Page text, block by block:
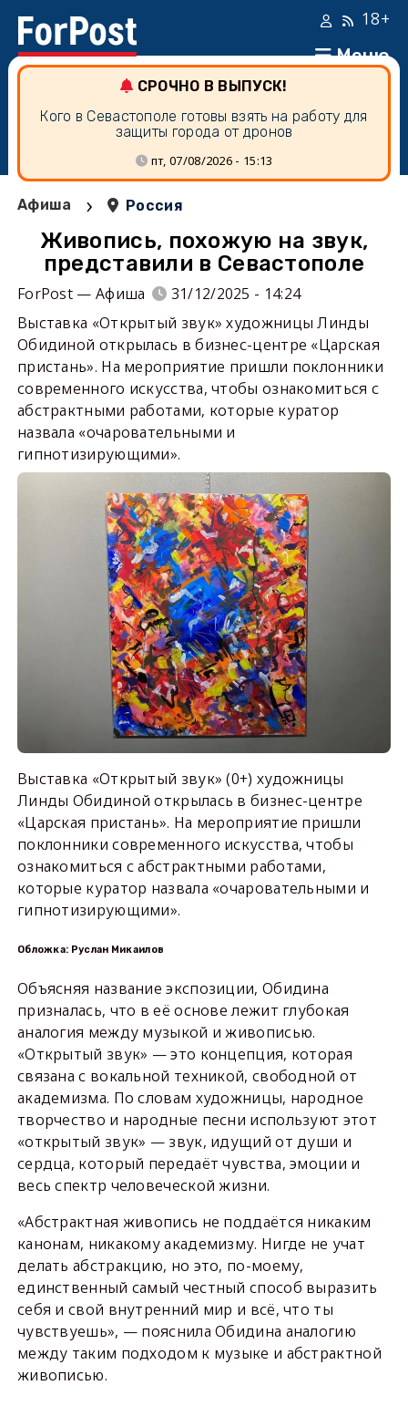
Меню
18+
СРОЧНО В ВЫПУСК!
Кого в Севастополе готовы взять на работу для
защиты города от дронов
пт, 07/08/2026 - 15:13
Афиша › Россия
Живопись, похожую на звук,
представили в Севастополе
ForPost — Афиша
31/12/2025 - 14:24
Выставка «Открытый звук» художницы Линды
Обидиной открылась в бизнес-центре «Царская
пристань». На мероприятие пришли поклонники
современного искусства, чтобы ознакомиться с
абстрактными работами, которые куратор
назвала «очаровательными и
гипнотизирующими».
Выставка «Открытый звук» (0+) художницы
Линды Обидиной открылась в бизнес-центре
«Царская пристань». На мероприятие пришли
поклонники современного искусства, чтобы
ознакомиться с абстрактными работами,
которые куратор назвала «очаровательными и
гипнотизирующими».
Обложка: Руслан Микаилов
Объясняя название экспозиции, Обидина
призналась, что в её основе лежит глубокая
аналогия между музыкой и живописью.
«Открытый звук» — это концепция, которая
связана с вокальной техникой, свободной от
академизма. По словам художницы, народное
творчество и народные песни используют этот
«открытый звук» — звук, идущий от души и
сердца, который передаёт чувства, эмоции и
весь спектр человеческой жизни.
«Абстрактная живопись не поддаётся никаким
канонам, никакому академизму. Нигде не учат
делать абстракцию, но это, по-моему,
единственный самый честный способ выразить
себя и свой внутренний мир и всё, что ты
чувствуешь», — пояснила Обидина аналогию
между таким подходом к музыке и абстрактной
живописью.